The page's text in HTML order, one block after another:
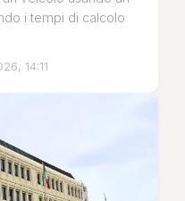
i tempi di calcolo
14:11